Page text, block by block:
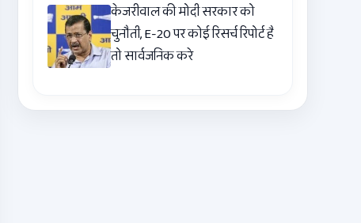
केजरीवाल की मोदी सरकार को
चुनौती, E-20 पर कोई रिसर्च रिपोर्ट है
तो सार्वजनिक करे